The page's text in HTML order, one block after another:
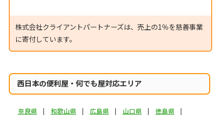
株式会社クライアントパートナーズは、売上の1％を慈善事業
に寄付しています。
西日本の便利屋・何でも屋対応エリア
奈良県 和歌山県 広島県 山口県
徳島県